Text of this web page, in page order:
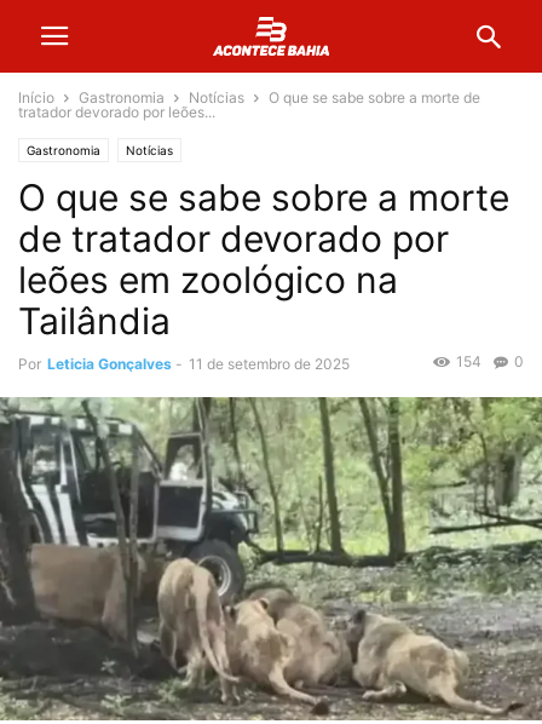
Início Gastronomia Notícias
O que se sabe sobre a morte de
tratador devorado por leões...
Gastronomia Notícias
O que se sabe sobre a morte
de tratador devorado por
leões em zoológico na
Tailândia
Por Leticia Gonçalves - 11 de setembro de 2025 0
154